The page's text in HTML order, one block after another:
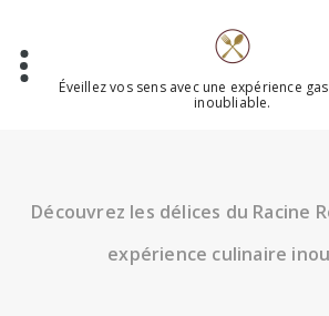
contenu
Éveillez vos sens avec une expérience
inoubliable.
Découvrez les délices du Racine
expérience culinaire